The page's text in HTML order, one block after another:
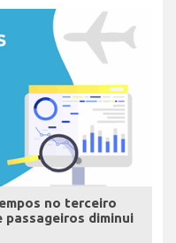
no terceiro
passageiros diminui